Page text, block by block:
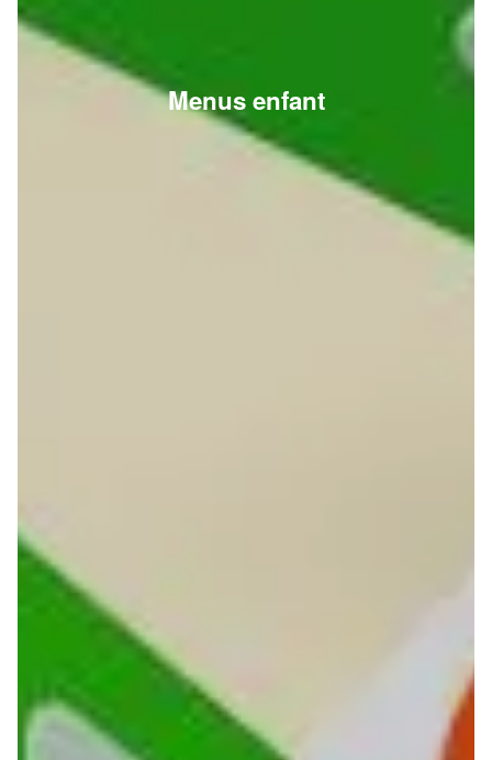
Menus enfant